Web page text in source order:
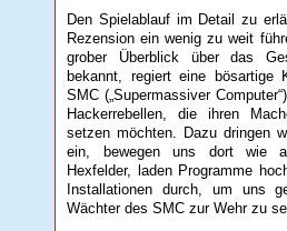
Den Spielablauf im Detail zu
Rezension ein wenig zu weit
grober Überblick über das
bekannt, regiert eine bösartige
SMC („Supermassiver
Hackerrebellen, die ihren
setzen möchten. Dazu dringen
ein, bewegen uns dort wie
Hexfelder, laden Programme
Installationen durch, um uns
Wächter des SMC zur Wehr zu